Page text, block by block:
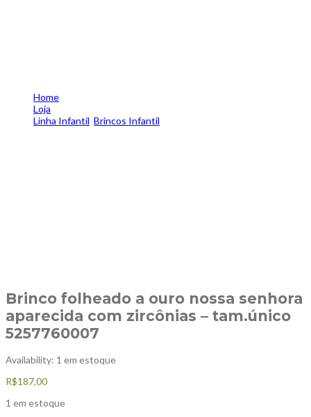
Home
Loja
Linha Infantil Brincos Infantil
Brinco folheado a ouro nossa senhora
aparecida com zircônias – tam.único
5257760007
Availability: 1 em estoque
R$187,00
1 em estoque